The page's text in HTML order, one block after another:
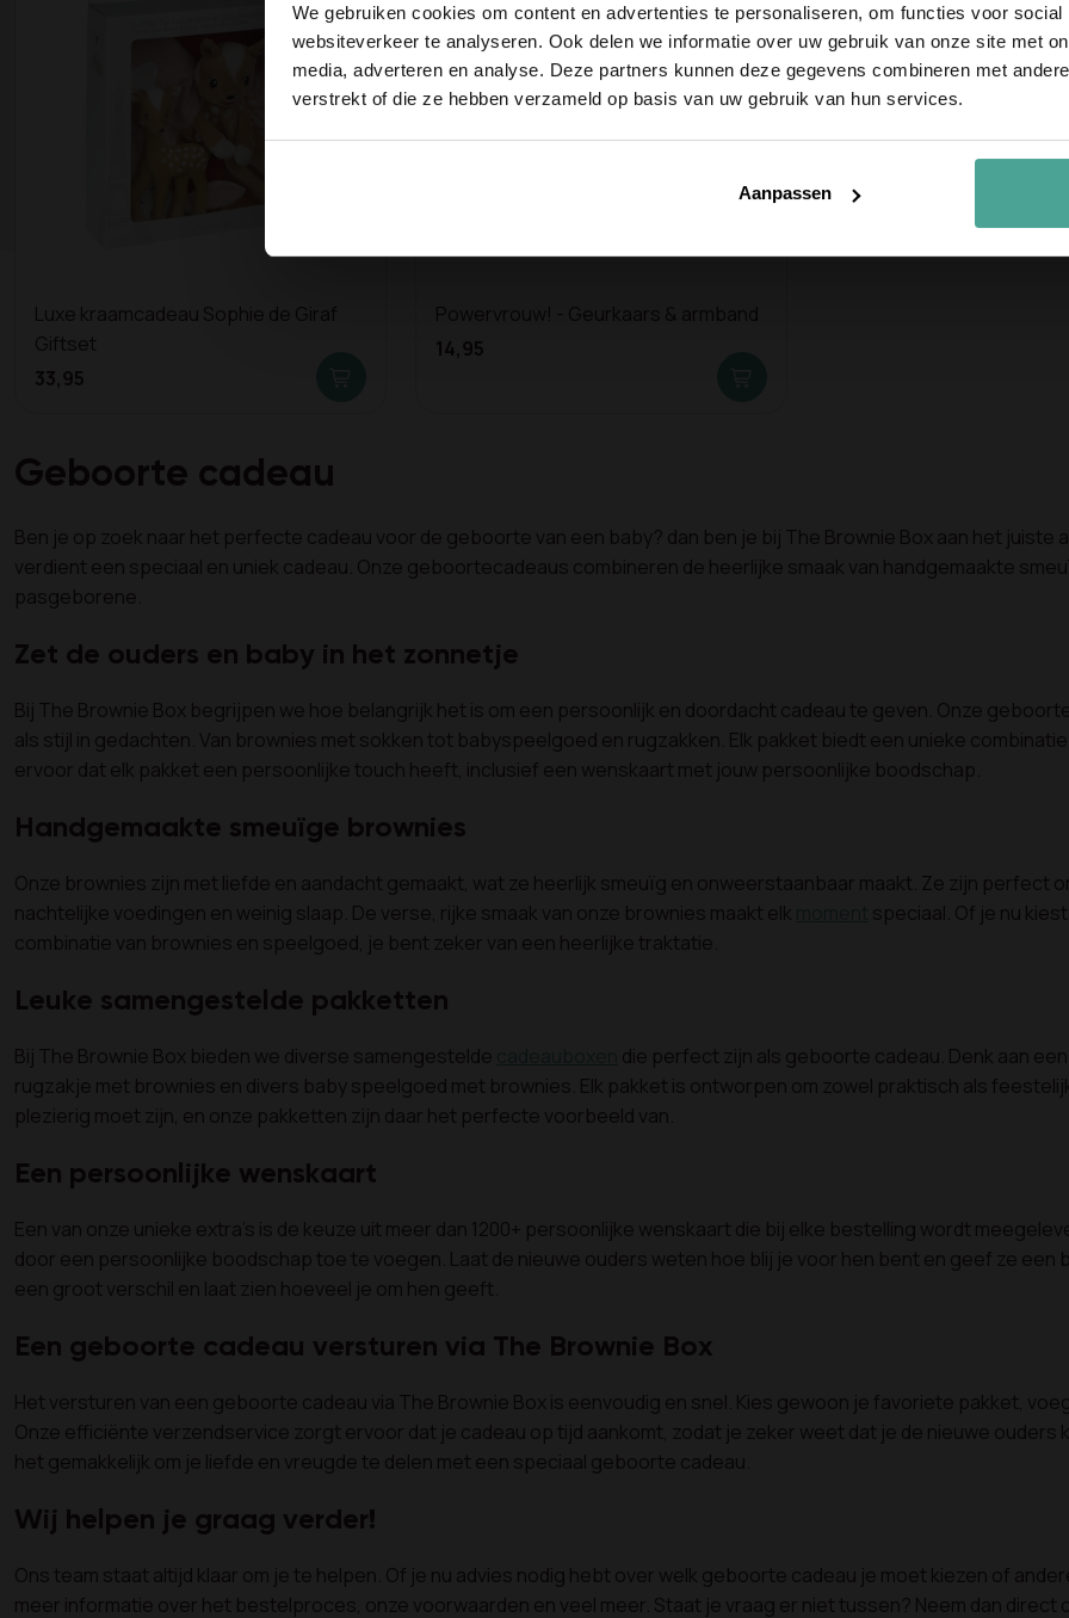
We gebruiken cookies om content en advertenties te personaliseren, om functies voor social
websiteverkeer te analyseren. Ook delen we informatie over uw gebruik van onze site met
media, adverteren en analyse. Deze partners kunnen deze gegevens combineren met
verstrekt of die ze hebben verzameld op basis van uw gebruik van hun services.
Aanpassen
Luxe kraamcadeau Sophie de Giraf
Giftset
33,95
14,95
Geboorte cadeau
Ben je op zoek naar het perfecte cadeau voor de geboorte van een baby? dan ben je bij The Brownie Box aan het juiste
verdient een speciaal en uniek cadeau. Onze geboortecadeaus combineren de heerlijke smaak van handgemaakte
pasgeborene.
Zet de ouders en baby in het zonnetje
Bij The Brownie Box begrijpen we hoe belangrijk het is om een persoonlijk en doordacht cadeau te geven. Onze
als stijl in gedachten. Van brownies met sokken tot babyspeelgoed en rugzakken. Elk pakket biedt een unieke
ervoor dat elk pakket een persoonlijke touch heeft, inclusief een wenskaart met jouw persoonlijke boodschap.
Handgemaakte smeuïge brownies
Onze brownies zijn met liefde en aandacht gemaakt, wat ze heerlijk smeuïg en onweerstaanbaar maakt. Ze zijn perfect
nachtelijke voedingen en weinig slaap. De verse, rijke smaak van onze brownies maakt elk
speciaal. Of je nu
combinatie van brownies en speelgoed, je bent zeker van een heerlijke traktatie.
Leuke samengestelde pakketten
Bij The Brownie Box bieden we diverse samengestelde
die perfect zijn als geboorte cadeau. Denk aan
rugzakje met brownies en divers baby speelgoed met brownies. Elk pakket is ontworpen om zowel praktisch als
plezierig moet zijn, en onze pakketten zijn daar het perfecte voorbeeld van.
Een persoonlijke wenskaart
Een van onze unieke extra’s is de keuze uit meer dan 1200+ persoonlijke wenskaart die bij elke bestelling wordt
door een persoonlijke boodschap toe te voegen. Laat de nieuwe ouders weten hoe blij je voor hen bent en geef ze
een groot verschil en laat zien hoeveel je om hen geeft.
Een geboorte cadeau versturen via The Brownie Box
Het versturen van een geboorte cadeau via The Brownie Box is eenvoudig en snel. Kies gewoon je favoriete pakket,
Onze efficiënte verzendservice zorgt ervoor dat je cadeau op tijd aankomt, zodat je zeker weet dat je de nieuwe ouders
het gemakkelijk om je liefde en vreugde te delen met een speciaal geboorte cadeau.
Wij helpen je graag verder!
Ons team staat altijd klaar om je te helpen. Of je nu advies nodig hebt over welk geboorte cadeau je moet kiezen of
meer informatie over het bestelproces, onze voorwaarden en veel meer. Staat je vraag er niet tussen? Neem dan
Email